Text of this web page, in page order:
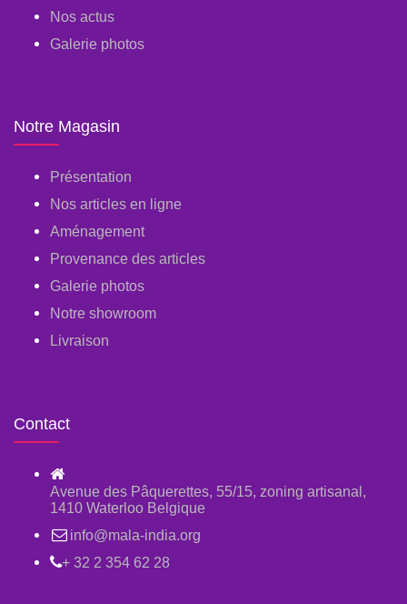
Nos actus
Galerie photos
Notre Magasin
Présentation
Nos articles en ligne
Aménagement
Provenance des articles
Galerie photos
Notre showroom
Livraison
Contact
Avenue des Pâquerettes, 55/15, zoning artisanal,
1410 Waterloo Belgique
info@mala-india.org
+ 32 2 354 62 28